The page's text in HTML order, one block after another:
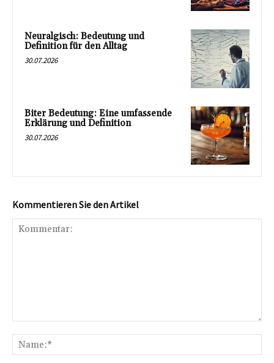
Neuralgisch: Bedeutung und
Definition für den Alltag
30.07.2026
Biter Bedeutung: Eine umfassende
Erklärung und Definition
30.07.2026
Kommentieren Sie den Artikel